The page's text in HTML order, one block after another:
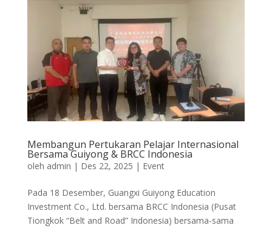
Membangun Pertukaran Pelajar Internasional
Bersama Guiyong & BRCC Indonesia
oleh admin | Des 22, 2025 | Event
Pada 18 Desember, Guangxi Guiyong Education
Investment Co., Ltd. bersama BRCC Indonesia (Pusat
Tiongkok “Belt and Road” Indonesia) bersama-sama